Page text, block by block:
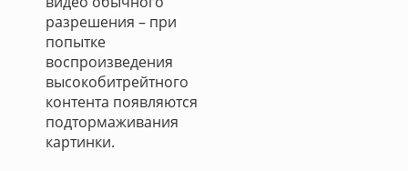
разрешения – при
попытке
воспроизведения
высокобитрейтного
контента появляются
подтормаживания
картинки.